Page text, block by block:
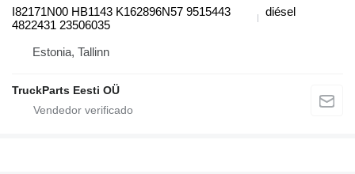
I82171N00 HB1143 K162896N57 9515443
4822431 23506035
diésel
Estonia, Tallinn
TruckParts Eesti OÜ